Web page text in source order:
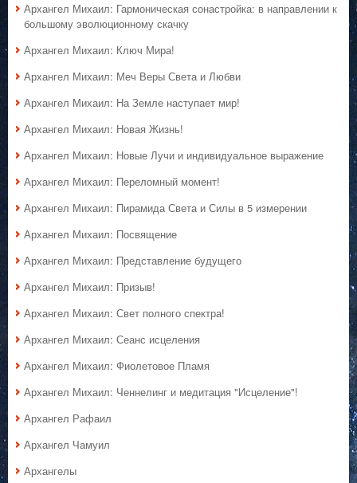
Архангел Михаил: Гармоническая сонастройка: в направлении к
большому эволюционному скачку
Архангел Михаил: Ключ Мира!
Архангел Михаил: Меч Веры Света и Любви
Архангел Михаил: На Земле наступает мир!
Архангел Михаил: Новая Жизнь!
Архангел Михаил: Новые Лучи и индивидуальное выражение
Архангел Михаил: Переломный момент!
Архангел Михаил: Пирамида Света и Силы в 5 измерении
Архангел Михаил: Посвящение
Архангел Михаил: Представление будущего
Архангел Михаил: Призыв!
Архангел Михаил: Свет полного спектра!
Архангел Михаил: Сеанс исцеления
Архангел Михаил: Фиолетовое Пламя
Архангел Михаил: Ченнелинг и медитация "Исцеление"!
Архангел Рафаил
Архангел Чамуил
Архангелы